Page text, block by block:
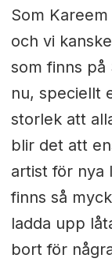
Som
och vi
som finns
nu, speciellt
storlek att
blir det att
artist för nya
finns så
ladda upp
bort för